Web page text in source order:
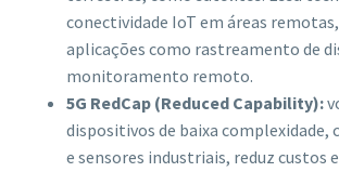
conectividade IoT em áreas
aplicações como rastreamento de
monitoramento remoto.
5G RedCap (Reduced Capability):
dispositivos de baixa complexidade,
e sensores industriais, reduz custos